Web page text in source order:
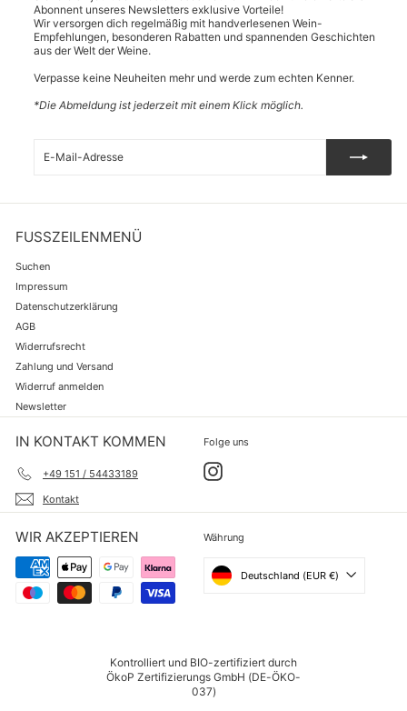
Abonnent unseres Newsletters exklusive Vorteile!
Wir versorgen dich regelmäßig mit handverlesenen Wein-
Empfehlungen, besonderen Rabatten und spannenden Geschichten
aus der Welt der Weine.
Verpasse keine Neuheiten mehr und werde zum echten Kenner.
*Die Abmeldung ist jederzeit mit einem Klick möglich.
Mail-
FUSSZEILENMENÜ
Suchen
Impressum
Datenschutzerklärung
AGB
Widerrufsrecht
Zahlung und Versand
Widerruf anmelden
Newsletter
IN KONTAKT KOMMEN
+49 151 / 54433189
Kontakt
Folge uns
Instagram
WIR AKZEPTIEREN Währung
Deutschland (EUR €)
Kontrolliert und BIO-zertifiziert durch
ÖkoP Zertifizierungs GmbH (DE-ÖKO-
037)